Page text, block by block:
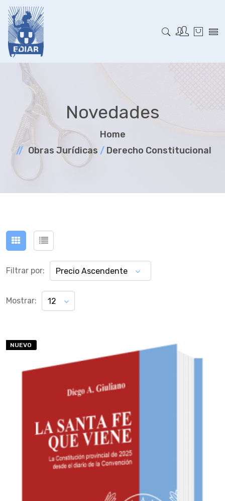
Novedades
Home
Obras Jurí­dicas / Derecho Constitucional
Filtrar por: Precio Ascendente
Mostrar: 12
NUEVO